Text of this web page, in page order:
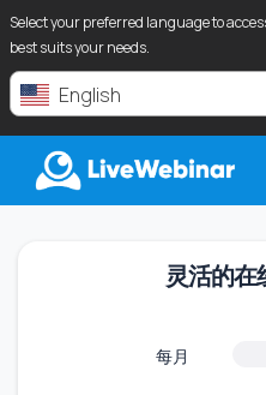
Select your preferred language to
best suits your needs.
English
LIVEWEBINAR.COM
灵活的在
每月